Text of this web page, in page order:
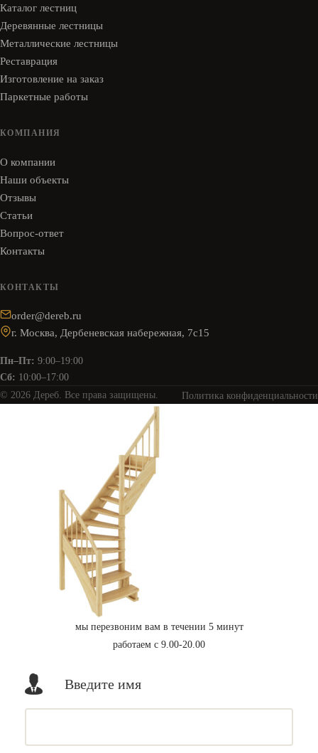
Каталог лестниц
Деревянные лестницы
Металлические лестницы
Реставрация
Изготовление на заказ
Паркетные работы
КОМПАНИЯ
О компании
Наши объекты
Отзывы
Статьи
Вопрос-ответ
Контакты
КОНТАКТЫ
order@dereb.ru
г. Москва, Дербеневская набережная, 7с15
Пн–Пт: 9:00–19:00
Сб: 10:00–17:00
© 2026 Дереб. Все права защищены.
Политика конфиденциальности
мы перезвоним вам в течении 5 минут
работаем с 9.00-20.00
Введите имя